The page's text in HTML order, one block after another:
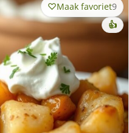
Maak favoriet9
👍